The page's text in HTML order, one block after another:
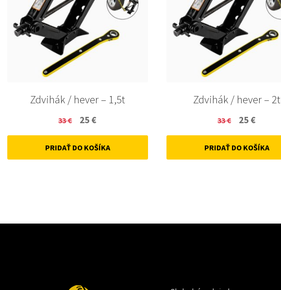
Zdvihák / hever – 1,5t
33€
Original
price
was:
25 €
price
is:
PRIDAŤ DO KOŠÍKA
Zdvihák / hever – 2t
33€
Original
price
was:
25 €
price
is:
PRIDAŤ DO KOŠÍKA